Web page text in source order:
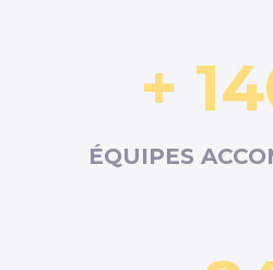
+
ÉQUIPES